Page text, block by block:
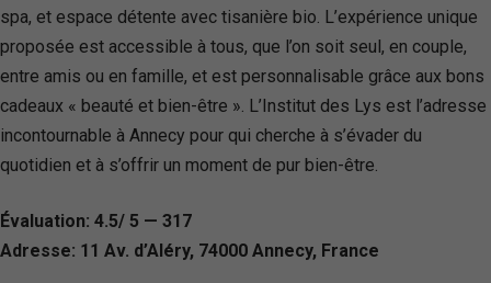
spa, et espace détente avec tisanière bio. L’expérience unique
proposée est accessible à tous, que l’on soit seul, en couple,
entre amis ou en famille, et est personnalisable grâce aux bons
cadeaux « beauté et bien-être ». L’Institut des Lys est l’adresse
incontournable à Annecy pour qui cherche à s’évader du
quotidien et à s’offrir un moment de pur bien-être.
Évaluation: 4.5/ 5 — 317
Adresse: 11 Av. d’Aléry, 74000 Annecy, France